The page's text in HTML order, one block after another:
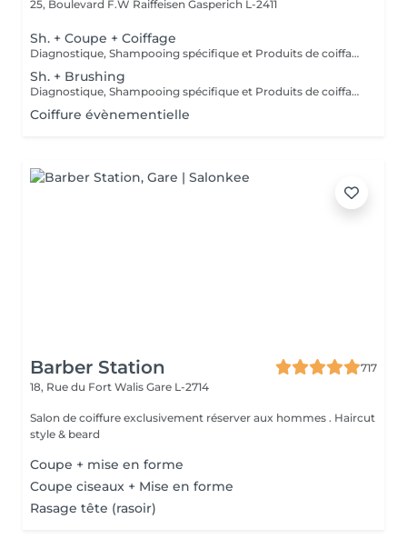
25, Boulevard F.W Raiffeisen Gasperich L-2411
Sh. + Coupe + Coiffage
Diagnostique, Shampooing spécifique et Produits de coiffage inclus.
Sh. + Brushing
Diagnostique, Shampooing spécifique et Produits de coiffage inclus.
Coiffure évènementielle
Barber Station
717
18, Rue du Fort Walis Gare L-2714
Salon de coiffure exclusivement réserver aux hommes . Haircut
style & beard
Coupe + mise en forme
Coupe ciseaux + Mise en forme
Rasage tête (rasoir)